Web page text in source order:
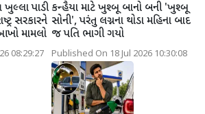
પાડી
સરકારને
મામલો
08:29:27
કન્હૈયા માટે ખુશ્બૂ બાનો બની 'ખુશ્બૂ
સોની', પરંતુ લગ્નના થોડા મહિના બાદ
જ પતિ ભાગી ગયો
Published On 18 Jul 2026 10:30:08